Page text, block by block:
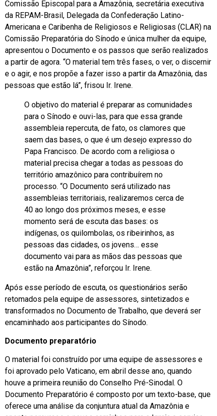
Comissão Episcopal para a Amazônia, secretária executiva
da REPAM-Brasil, Delegada da Confederação Latino-
Americana e Caribenha de Religiosos e Religiosas (CLAR) na
Comissão Preparatória do Sínodo e única mulher da equipe,
apresentou o Documento e os passos que serão realizados
a partir de agora. “O material tem três fases, o ver, o discernir
e o agir, e nos propõe a fazer isso a partir da Amazônia, das
pessoas que estão lá”, frisou Ir. Irene.
O objetivo do material é preparar as comunidades
para o Sínodo e ouvi-las, para que essa grande
assembleia repercuta, de fato, os clamores que
saem das bases, o que é um desejo expresso do
Papa Francisco. De acordo com a religiosa o
material precisa chegar a todas as pessoas do
território amazônico para contribuírem no
processo. “O Documento será utilizado nas
assembleias territoriais, realizaremos cerca de
40 ao longo dos próximos meses, e esse
momento será de escuta das bases: os
indígenas, os quilombolas, os ribeirinhos, as
pessoas das cidades, os jovens… esse
documento vai para as mãos das pessoas que
estão na Amazônia”, reforçou Ir. Irene.
Após esse período de escuta, os questionários serão
retomados pela equipe de assessores, sintetizados e
transformados no Documento de Trabalho, que deverá ser
encaminhado aos participantes do Sínodo.
Documento preparatório
O material foi construído por uma equipe de assessores e
foi aprovado pelo Vaticano, em abril desse ano, quando
houve a primeira reunião do Conselho Pré-Sinodal. O
Documento Preparatório é composto por um texto-base, que
oferece uma análise da conjuntura atual da Amazônia e